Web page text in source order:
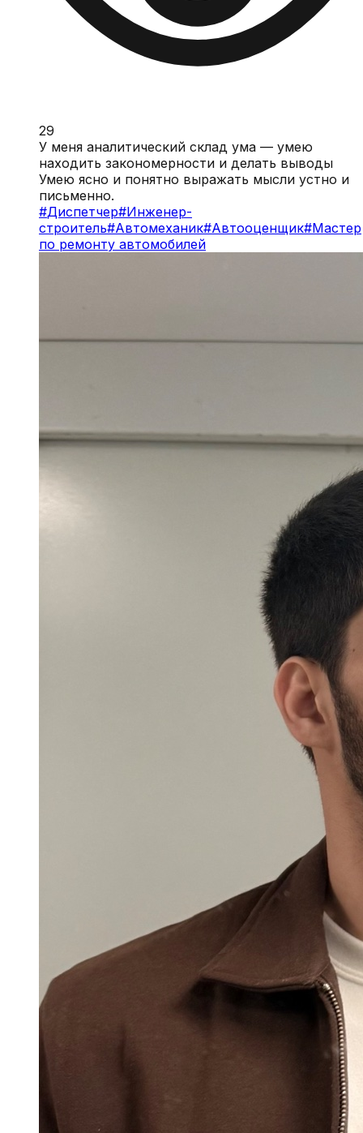
29
У меня аналитический склад ума — умею
находить закономерности и делать выводы
Умею ясно и понятно выражать мысли устно и
письменно.
#Диспетчер#Инженер-
строитель#Автомеханик#Автооценщик#Мастер
по ремонту автомобилей